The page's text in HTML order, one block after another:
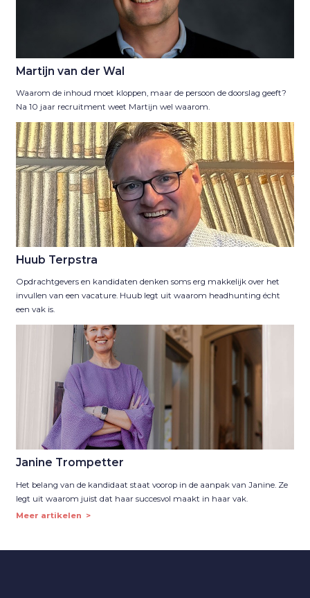
Martijn van der Wal
Waarom de inhoud moet kloppen, maar de persoon de doorslag geeft?
Na 10 jaar recruitment weet Martijn wel waarom.
Huub Terpstra
Opdrachtgevers en kandidaten denken soms erg makkelijk over het
invullen van een vacature. Huub legt uit waarom headhunting écht
een vak is.
Janine Trompetter
Het belang van de kandidaat staat voorop in de aanpak van Janine. Ze
legt uit waarom juist dat haar succesvol maakt in haar vak.
Meer artikelen